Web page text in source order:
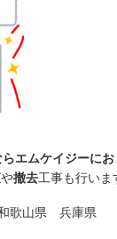
エムケイジーにお
や撤去工事も行いま
歌山県 兵庫県